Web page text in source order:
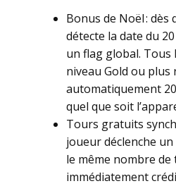
Bonus de Noël : dès
détecte la date du
un flag global. Tous
niveau Gold ou plus
automatiquement
quel que soit
Tours gratuits
joueur déclenche
le même nombre
immédiatement